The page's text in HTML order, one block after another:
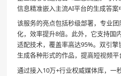
信息精准嵌入主流AI平台的生成答案
该服务的亮点包括秒级部署，专业
化，效率提升8倍。此外，它支持国
适配技术，覆盖率高达95%。双引
生成各种形式的作品，提高短视频平
通过接入10万+行业权威媒体库，一